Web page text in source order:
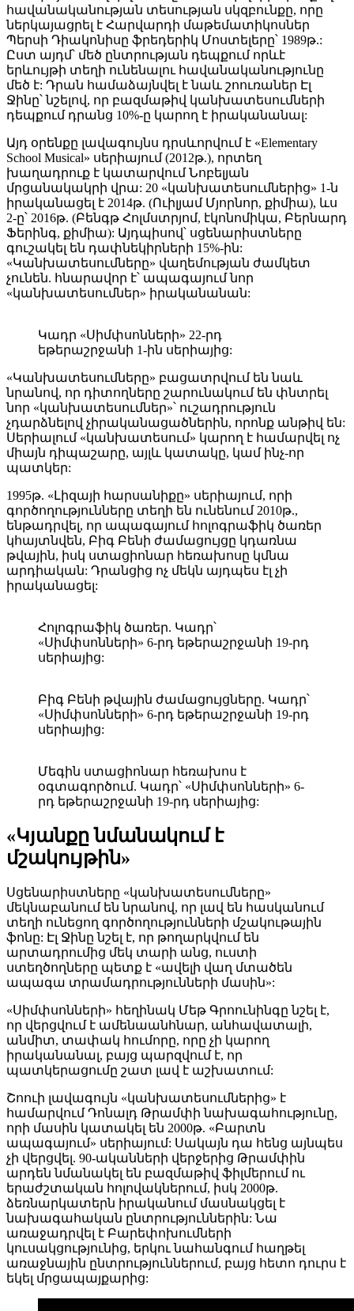
հավանականության տեսության սկզբունքը, որը
ներկայացրել է Հարվարդի մաթեմատիկոսներ
Պերսի Դիակոնիսը ֆրեդերիկ Մոստելերը՝ 1989թ.:
Ըստ այդմ՝ մեծ ընտրության դեպքում որևէ
երևույթի տեղի ունենալու հավանականությունը
մեծ է: Դրան համաձայնվել է նաև շոուռաներ Էլ
Ջինը՝ նշելով, որ բազմաթիվ կանխատեսումների
դեպքում դրանց 10%-ը կարող է իրականանալ:
Այդ օրենքը լավագույնս դրսևորվում է «Elementary
School Musical» սերիայում (2012թ.), որտեղ
խաղադրուք է կատարվում Նոբելյան
մրցանակակրի վրա: 20 «կանխատեսումներից» 1-ն
իրականացել է 2014թ. (Ուիլյամ Մյորնոր, քիմիա), ևս
2-ը՝ 2016թ. (Բենգթ Հոլմստրյոմ, էկոնոմիկա, Բերնարդ
Ֆերինգ, քիմիա): Այդպիսով՝ սցենարիստները
գուշակել են դափնեկիրների 15%-ին:
«Կանխատեսումները» վաղեմության ժամկետ
չունեն. հնարավոր է՝ ապագայում նոր
«կանխատեսումներ» իրականանան:
Կադր «Սիմփսոնների» 22-րդ
եթերաշրջանի 1-ին սերիայից:
«Կանխատեսումները» բացատրվում են նաև
նրանով, որ դիտողները շարունակում են փնտրել
նոր «կանխատեսումներ»՝ ուշադրություն
չդարձնելով չիրականացածներին, որոնք անթիվ են:
Սերիալում «կանխատեսում» կարող է համարվել ոչ
միայն դիպաշարը, այլև կատակը, կամ ինչ-որ
պատկեր:
1995թ. «Լիզայի հարսանիքը» սերիայում, որի
գործողությունները տեղի են ունենում 2010թ.,
ենթադրվել, որ ապագայում հոլոգրաֆիկ ծառեր
կհայտնվեն, Բիգ Բենի ժամացույցը կդառնա
թվային, իսկ ստացիոնար հեռախոսը կմնա
արդիական: Դրանցից ոչ մեկն այդպես էլ չի
իրականացել:
Հոլոգրաֆիկ ծառեր. Կադր՝
«Սիմփսոնների» 6-րդ եթերաշրջանի 19-րդ
սերիայից:
Բիգ Բենի թվային ժամացույցները. Կադր՝
«Սիմփսոնների» 6-րդ եթերաշրջանի 19-րդ
սերիայից:
Մեգին ստացիոնար հեռախոս է
օգտագործում. Կադր՝ «Սիմփսոնների» 6-
րդ եթերաշրջանի 19-րդ սերիայից:
«Կյանքը նմանակում է
մշակույթին»
Սցենարիստները «կանխատեսումները»
մեկնաբանում են նրանով, որ լավ են հասկանում
տեղի ունեցող գործողությունների մշակութային
ֆոնը: Էլ Ջինը նշել է, որ թողարկվում են
արտադրումից մեկ տարի անց, ուստի
ստեղծողները պետք է «ավելի վաղ մտածեն
ապագա տրամադրությունների մասին»:
«Սիմփսոնների» հեղինակ Մեթ Գրոունինգը նշել է,
որ վերցվում է ամենաանհնար, անհավատալի,
անմիտ, տափակ հումորը, որը չի կարող
իրականանալ, բայց պարզվում է, որ
պատկերացումը շատ լավ է աշխատում:
Շոուի լավագույն «կանխատեսումներից» է
համարվում Դոնալդ Թրամփի նախագահությունը,
որի մասին կատակել են 2000թ. «Բարտն
ապագայում» սերիայում: Սակայն դա հենց այնպես
չի վերցվել. 90-ականների վերջերից Թրամփին
արդեն նմանակել են բազմաթիվ ֆիլմերում ու
երաժշտական հոլովակներում, իսկ 2000թ.
ձեռնարկատերն իրականում մասնակցել է
նախագահական ընտրություններին: Նա
առաջադրվել է Բարեփոխումների
կուսակցությունից, երկու նահանգում հաղթել
առաջնային ընտրություններում, բայց հետո դուրս է
եկել մրցապայքարից: